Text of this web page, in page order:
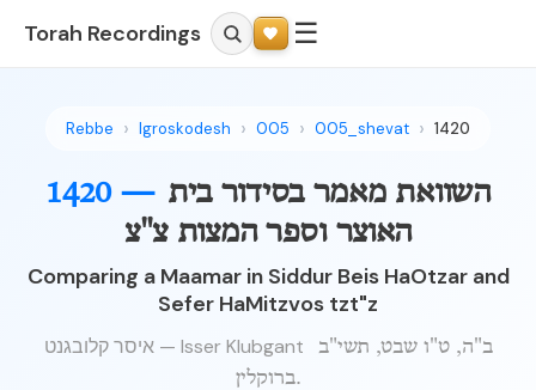
Torah Recordings ☰
Rebbe Igroskodesh 005 005_shevat 1420
1420 — השוואת מאמר בסידור בית
האוצר וספר המצות צ"צ
Comparing a Maamar in Siddur Beis HaOtzar and
Sefer HaMitzvos tzt"z
איסר קלובגנט — Isser Klubgant
ב"ה, ט"ו שבט, תשי"ב
ברוקלין.